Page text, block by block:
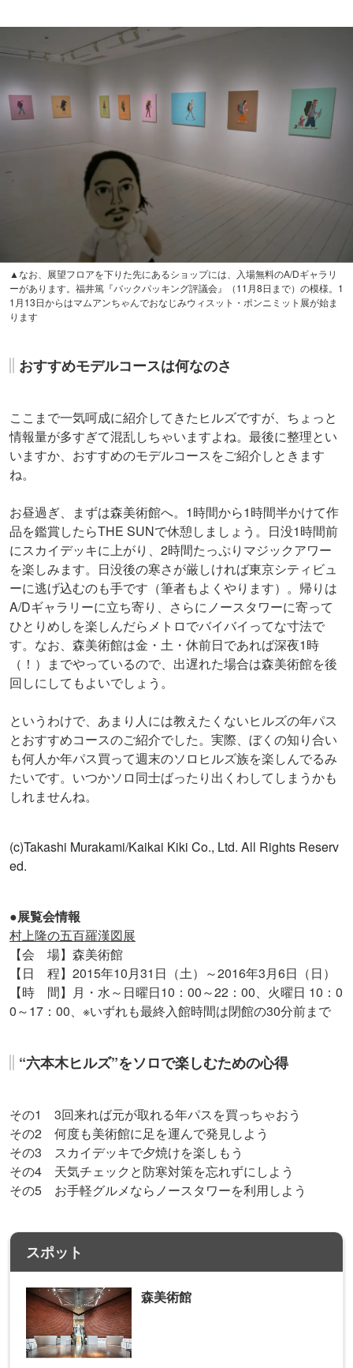
▲なお、展望フロアを下りた先にあるショップには、入場無料のA/Dギャラリ
ーがあります。福井篤『バックパッキング評議会』（11月8日まで）の模様。1
1月13日からはマムアンちゃんでおなじみウィスット・ポンニミット展が始ま
ります
おすすめモデルコースは何なのさ
ここまで一気呵成に紹介してきたヒルズですが、ちょっと
情報量が多すぎて混乱しちゃいますよね。最後に整理とい
いますか、おすすめのモデルコースをご紹介しときます
ね。
お昼過ぎ、まずは森美術館へ。1時間から1時間半かけて作
品を鑑賞したらTHE SUNで休憩しましょう。日没1時間前
にスカイデッキに上がり、2時間たっぷりマジックアワー
を楽しみます。日没後の寒さが厳しければ東京シティビュ
ーに逃げ込むのも手です（筆者もよくやります）。帰りは
A/Dギャラリーに立ち寄り、さらにノースタワーに寄って
ひとりめしを楽しんだらメトロでバイバイってな寸法で
す。なお、森美術館は金・土・休前日であれば深夜1時
（！）までやっているので、出遅れた場合は森美術館を後
回しにしてもよいでしょう。
というわけで、あまり人には教えたくないヒルズの年パス
とおすすめコースのご紹介でした。実際、ぼくの知り合い
も何人か年パス買って週末のソロヒルズ族を楽しんでるみ
たいです。いつかソロ同士ばったり出くわしてしまうかも
しれませんね。
(c)Takashi Murakami/Kaikai Kiki Co., Ltd. All Rights Reserv
ed.
●展覧会情報
村上隆の五百羅漢図展
【会 場】森美術館
【日 程】2015年10月31日（土）～2016年3月6日（日）
【時 間】月・水～日曜日10：00～22：00、火曜日 10：0
0～17：00、※いずれも最終入館時間は閉館の30分前まで
“六本木ヒルズ”をソロで楽しむための心得
その1 3回来れば元が取れる年パスを買っちゃおう
その2 何度も美術館に足を運んで発見しよう
その3 スカイデッキで夕焼けを楽しもう
その4 天気チェックと防寒対策を忘れずにしよう
その5 お手軽グルメならノースタワーを利用しよう
スポット
森美術館